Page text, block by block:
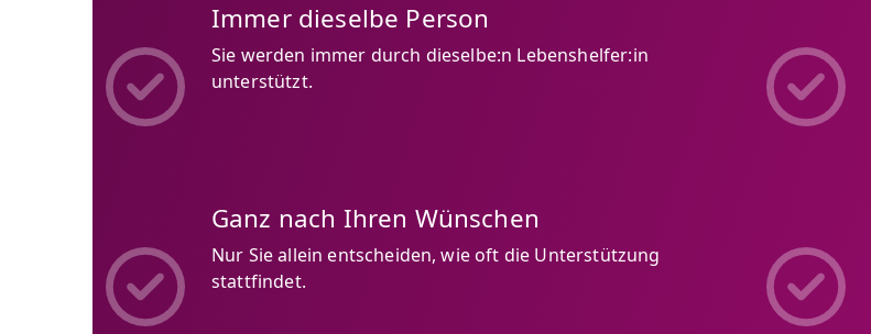
Immer dieselbe Person
Sie werden immer durch dieselbe:n Lebenshelfer:in
unterstützt.
Ganz nach Ihren Wünschen
Nur Sie allein entscheiden, wie oft die Unterstützung
stattfindet.